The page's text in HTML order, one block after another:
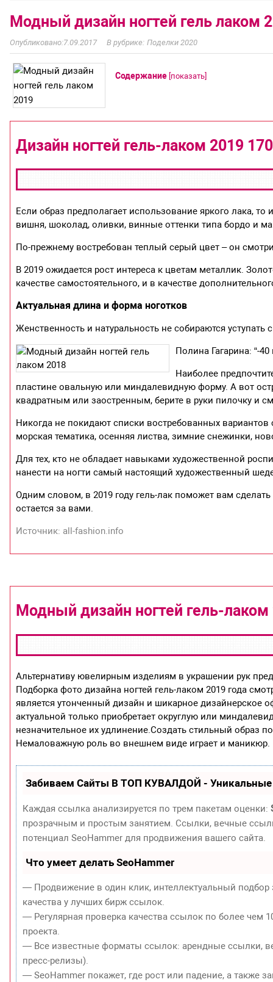
Модный дизайн ногтей гель лаком
7.09.2017 Поделки 2020
Содержание [показать]
Дизайн ногтей гель-лаком 2019
Если образ предполагает использование яркого лака,
вишня, шоколад, оливки, винные оттенки типа бордо и
По-прежнему востребован теплый серый цвет – он
В 2019 ожидается рост интереса к цветам металлик.
качестве самостоятельного, и в качестве
Актуальная длина и форма ноготков
Женственность и натуральность не собираются
Полина Гагарина: “-
Наиболее
пластине овальную или миндалевидную форму. А вот
квадратным или заостренным, берите в руки пилочку и
Никогда не покидают списки востребованных
морская тематика, осенняя листва, зимние снежинки,
Для тех, кто не обладает навыками художественной
нанести на ногти самый настоящий художественный
Одним словом, в 2019 году гель-лак поможет вам
остается за вами.
Источник: all-fashion.info
Модный дизайн ногтей гель-
Альтернативу ювелирным изделиям в украшении рук
Подборка фото дизайна ногтей гель-лаком 2019 года
является утонченный дизайн и шикарное дизайнерское
актуальной только приобретает округлую или
незначительное их удлинение.Создать стильный образ
Немаловажную роль во внешнем виде играет и маникюр.
Забиваем Сайты В ТОП КУВАЛДОЙ - Уникальные
Каждая ссылка анализируется по трем пакетам оценки:
прозрачным и простым занятием. Ссылки, вечные
потенциал SeoHammer для продвижения вашего сайта.
Что умеет делать SeoHammer
— Продвижение в один клик, интеллектуальный
качества у лучших бирж ссылок.
— Регулярная проверка качества ссылок по более чем
проекта.
— Все известные форматы ссылок: арендные ссылки,
пресс-релизы).
— SeoHammer покажет, где рост или падение, а также